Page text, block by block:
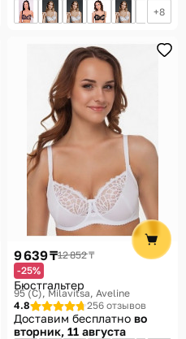
8
9 639 ₸12 852 ₸
-25%
Бюстгальтер
95 (C) Milavitsa, Aveline
4.8
256 отзывов
Доставим бесплатно во
вторник, 11 августа